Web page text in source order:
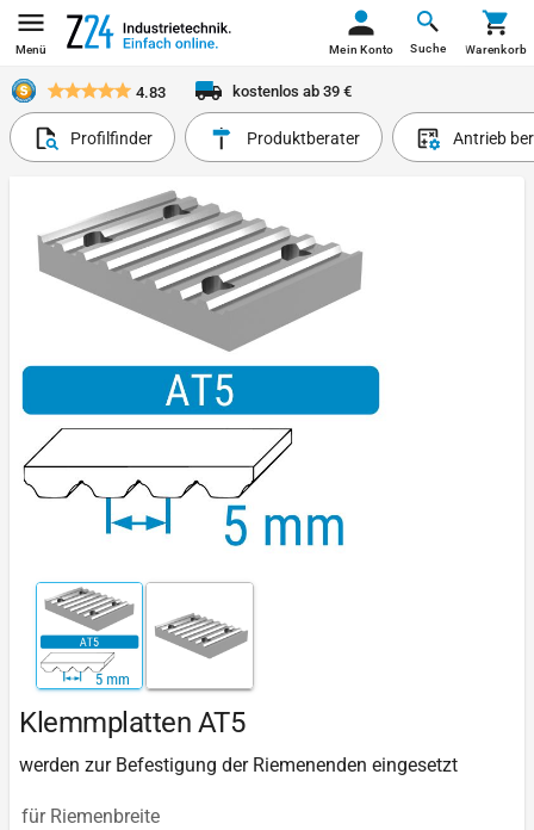
Menü Suche
Mein Konto Warenkorb
4.83 kostenlos ab 39 €
Profilfinder Produktberater Antrieb
Klemmplatten AT5
werden zur Befestigung der Riemenenden eingesetzt
für Riemenbreite